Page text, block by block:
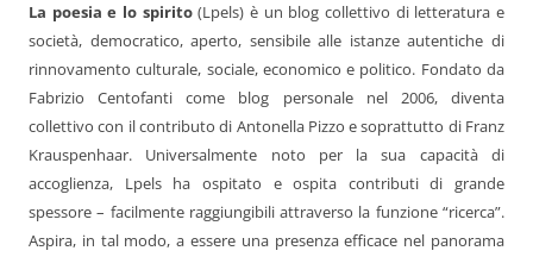
La poesia e lo spirito(Lpels) è un blog collettivo di letteratura e
società, democratico, aperto, sensibile alle istanze autentiche di
rinnovamento culturale, sociale, economico e politico. Fondato da
Fabrizio Centofanti come blog personale nel 2006, diventa
collettivo con il contributo di Antonella Pizzo e soprattutto di Franz
Krauspenhaar. Universalmente noto per la sua capacità di
accoglienza, Lpels ha ospitato e ospita contributi di grande
spessore – facilmente raggiungibili attraverso la funzione “ricerca”.
Aspira, in tal modo, a essere una presenza efficace nel panorama